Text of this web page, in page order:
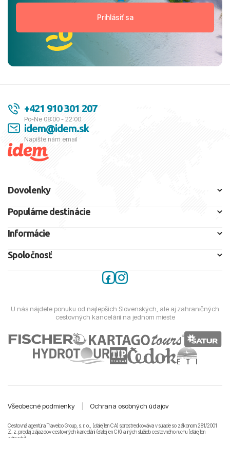
+421 910 301 207
Po-Ne 08:00 - 22:00
idem@idem.sk
Napíšte nám email
Dovolenky
Populárne destinácie
Informácie
Spoločnosť
U nás nájdete ponuku od najlepších Slovenských, ale aj zahraničných
cestovných kancelárií na jednom mieste
Všeobecné podmienky Ochrana osobných údajov
Cestovná agentúra Travelco Group, s. r. o., (ďalej len CA) sprostredkováva v súlade so zákonom 281/2001
Z. z. predaj zájazdov cestovných kancelárii (ďalej len CK) a iných služieb cestovného ruchu (ďalej len
zájazdy).